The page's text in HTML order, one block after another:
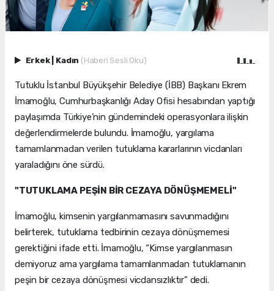
Erkek Kadın (Haberi Sesli Oku)
Tutuklu İstanbul Büyükşehir Belediye (İBB) Başkanı Ekrem
İmamoğlu, Cumhurbaşkanlığı Aday Ofisi hesabından yaptığı
paylaşımda Türkiye’nin gündemindeki operasyonlara ilişkin
değerlendirmelerde bulundu. İmamoğlu, yargılama
tamamlanmadan verilen tutuklama kararlarının vicdanları
yaraladığını öne sürdü.
"TUTUKLAMA PEŞİN BİR CEZAYA DÖNÜŞMEMELİ"
İmamoğlu, kimsenin yargılanmamasını savunmadığını
belirterek, tutuklama tedbirinin cezaya dönüşmemesi
gerektiğini ifade etti. İmamoğlu, “Kimse yargılanmasın
demiyoruz ama yargılama tamamlanmadan tutuklamanın
peşin bir cezaya dönüşmesi vicdansızlıktır” dedi.